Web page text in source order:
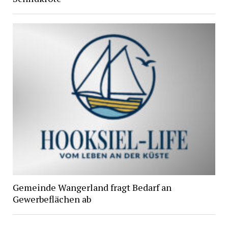
Gemeinde Wangerland fragt Bedarf an
Gewerbeflächen ab